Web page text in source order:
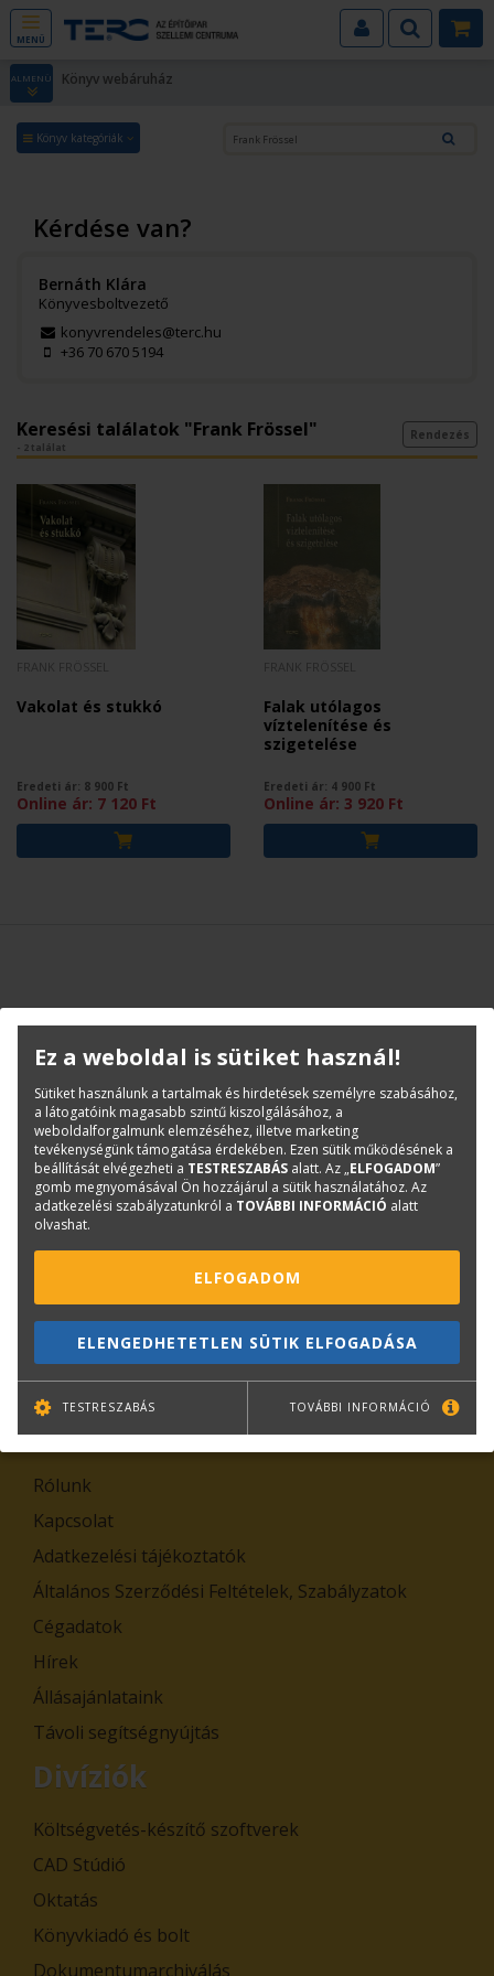
MENÜ
ALMENÜ Könyv webáruház
Könyv kategóriák
Kérdése van?
Bernáth Klára
Könyvesboltvezető
konyvrendeles@terc.hu
+36 70 670 5194
Keresési találatok "Frank Frössel"
- 2 találat
Rendezés
Vakolat és stukkó
Eredeti ár: 8 900 Ft
Online ár: 7 120 Ft
Falak utólagos
víztelenítése és
szigetelése
Eredeti ár: 4 900 Ft
Online ár: 3 920 Ft
KAPCSOLAT ONLINE SHOP RENDEZVÉNYEK
Hírlevél feliratkozás
TOVÁBB
Kiemelt tartalmak
Rólunk
Kapcsolat
Adatkezelési tájékoztatók
Általános Szerződési Feltételek, Szabályzatok
Cégadatok
Hírek
Állásajánlataink
Távoli segítségnyújtás
Divíziók
Költségvetés-készítő szoftverek
CAD Stúdió
Oktatás
Könyvkiadó és bolt
Dokumentumarchiválás
Ez a weboldal is sütiket használ!
Sütiket használunk a tartalmak és hirdetések személyre szabásához,
a látogatóink magasabb szintű kiszolgálásához, a
weboldalforgalmunk elemzéséhez, illetve marketing
tevékenységünk támogatása érdekében. Ezen sütik működésének a
beállítását elvégezheti a TESTRESZABÁS alatt. Az „ELFOGADOM”
gomb megnyomásával Ön hozzájárul a sütik használatához. Az
adatkezelési szabályzatunkról a TOVÁBBI INFORMÁCIÓ alatt
olvashat.
ELFOGADOM
ELENGEDHETETLEN SÜTIK ELFOGADÁSA
TESTRESZABÁS TOVÁBBI INFORMÁCIÓ